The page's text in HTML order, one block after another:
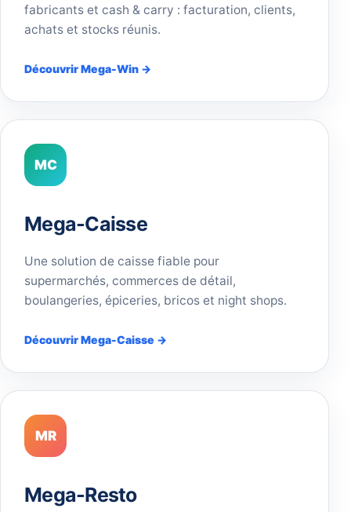
fabricants et cash & carry : facturation, clients,
achats et stocks réunis.
Découvrir Mega-Win →
MC
Mega-Caisse
Une solution de caisse fiable pour
supermarchés, commerces de détail,
boulangeries, épiceries, bricos et night shops.
Découvrir Mega-Caisse →
MR
Mega-Resto